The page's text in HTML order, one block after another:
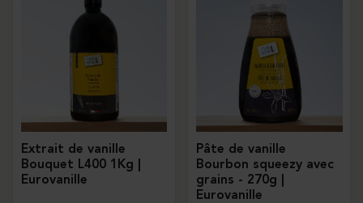
Extrait de vanille
Bouquet L400 1Kg |
Eurovanille
Pâte de vanille
Bourbon squeezy avec
grains - 270g |
Eurovanille